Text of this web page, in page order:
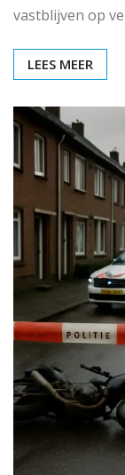
vastblijven op
LEES MEER